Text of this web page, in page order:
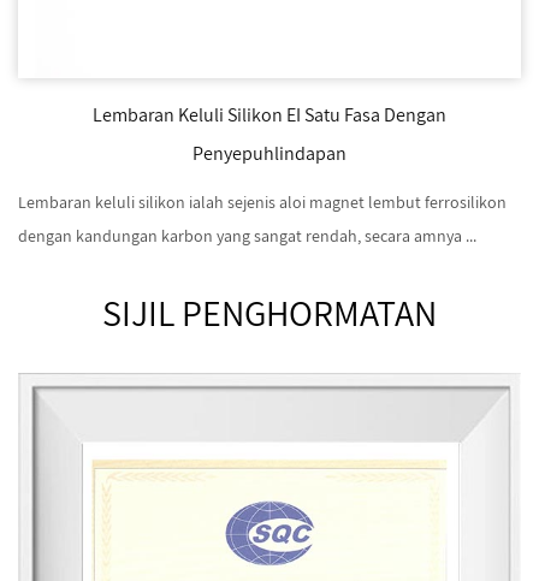
Lembaran Keluli Silikon EI Satu Fasa Dengan
Penyepuhlindapan
Lembaran keluli silikon ialah sejenis aloi magnet lembut ferrosilikon
dengan kandungan karbon yang sangat rendah, secara amnya ...
SIJIL PENGHORMATAN